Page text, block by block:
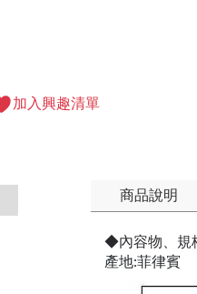
加入興趣清單
商品說明
◆內容物、規
產地:菲律賓